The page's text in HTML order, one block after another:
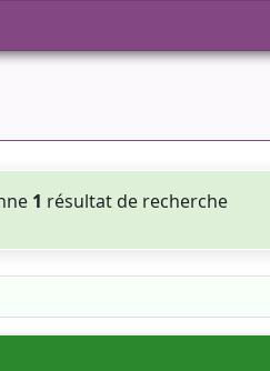
1 résultat de recherche